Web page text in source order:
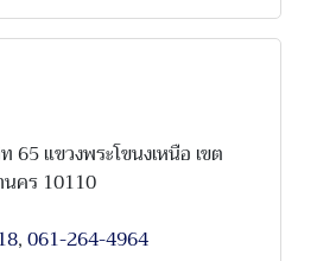
65 แขวงพระโขนงเหนือ เขต
คร 10110
,061-264-4964